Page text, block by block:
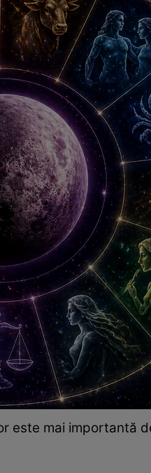
este mai importantă